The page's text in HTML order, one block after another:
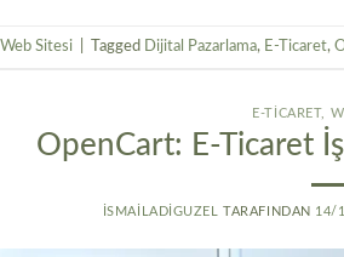
Web Sitesi Tagged Dijital Pazarlama, E-Ticaret,
E-TICARET,
OpenCart: E-Ticaret
ISMAILADIGUZEL TARAFINDAN 14/